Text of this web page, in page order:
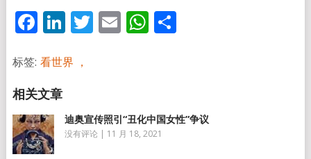
Facebook
LinkedIn
Twitter
EmailWhatsApp
分
标签: 看世界 ，
迪奥宣传照引“丑化中国女性”争议
没有评论 | 11 月 18, 2021